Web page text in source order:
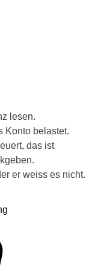
lesen.
Konto belastet.
das ist
er weiss es nicht.